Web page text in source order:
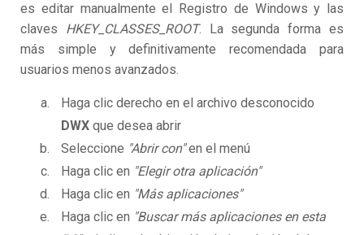
es editar manualmente el Registro de Windows y las
claves HKEY_CLASSES_ROOT. La segunda forma es
más simple y definitivamente recomendada para
usuarios menos avanzados.
Haga clic derecho en el archivo desconocido
DWX que desea abrir
Seleccione "Abrir con"en el menú
Haga clic en "Elegir otra aplicación"
Haga clic en "Más aplicaciones"
Haga clic en "Buscar más aplicaciones en esta